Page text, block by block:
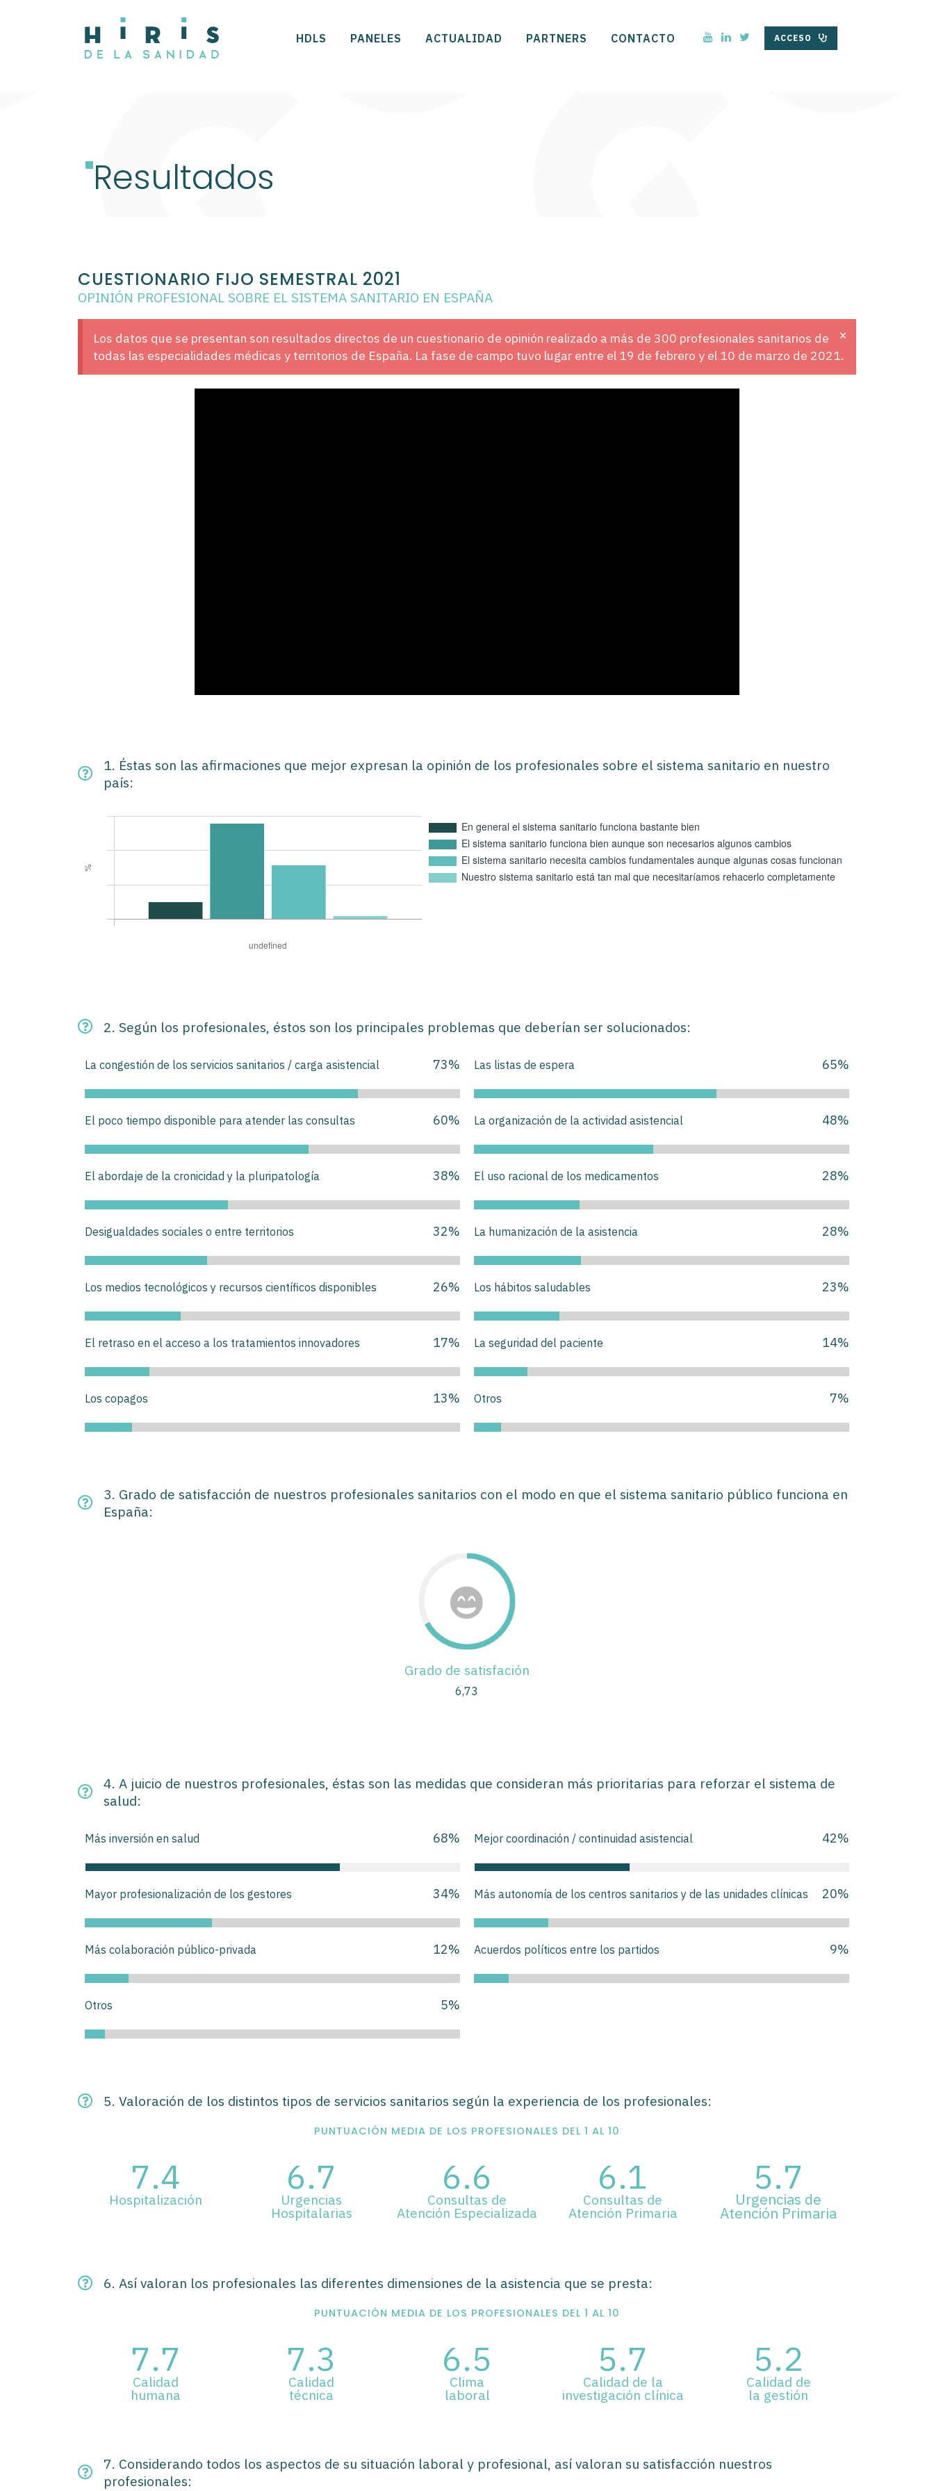
ACCESO
HDLS PANELES ACTUALIDAD PARTNERS CONTACTO
Resultados
CUESTIONARIO FIJO SEMESTRAL 2021
OPINIÓN PROFESIONAL SOBRE EL SISTEMA SANITARIO EN ESPAÑA
Los datos que se presentan son resultados directos de un cuestionario de opinión realizado a más de 300 profesionales sanitarios de
todas las especialidades médicas y territorios de España. La fase de campo tuvo lugar entre el 19 de febrero y el 10 de marzo de 2021.
×
1. Éstas son las afirmaciones que mejor expresan la opinión de los profesionales sobre el sistema sanitario en nuestro
país:
2. Según los profesionales, éstos son los principales problemas que deberían ser solucionados:
La congestión de los servicios sanitarios / carga asistencial 73%
El poco tiempo disponible para atender las consultas 60%
El abordaje de la cronicidad y la pluripatología 38%
Desigualdades sociales o entre territorios 32%
Los medios tecnológicos y recursos científicos disponibles 26%
El retraso en el acceso a los tratamientos innovadores 17%
Los copagos 13%
Las listas de espera 65%
La organización de la actividad asistencial 48%
El uso racional de los medicamentos 28%
La humanización de la asistencia 28%
Los hábitos saludables 23%
La seguridad del paciente 14%
Otros 7%
3. Grado de satisfacción de nuestros profesionales sanitarios con el modo en que el sistema sanitario público funciona en
España:
Grado de satisfación
6,73
4. A juicio de nuestros profesionales, éstas son las medidas que consideran más prioritarias para reforzar el sistema de
salud:
Más inversión en salud 68% Mejor coordinación / continuidad asistencial 42%
Mayor profesionalización de los gestores 34%
Más colaboración público-privada 12%
Otros 5%
Más autonomía de los centros sanitarios y de las unidades clínicas 20%
Acuerdos políticos entre los partidos 9%
5. Valoración de los distintos tipos de servicios sanitarios según la experiencia de los profesionales:
PUNTUACIÓN MEDIA DE LOS PROFESIONALES DEL 1 AL 10
7.4
Hospitalización
6.7
Urgencias
Hospitalarias
6.6
Consultas de
Atención Especializada
6.1
Consultas de
Atención Primaria
5.7
Urgencias de
Atención Primaria
6. Así valoran los profesionales las diferentes dimensiones de la asistencia que se presta:
PUNTUACIÓN MEDIA DE LOS PROFESIONALES DEL 1 AL 10
7.7
Calidad
humana
7.3
Calidad
técnica
6.5
Clima
laboral
5.7
Calidad de la
investigación clínica
5.2
Calidad de
la gestión
7. Considerando todos los aspectos de su situación laboral y profesional, así valoran su satisfacción nuestros
profesionales: